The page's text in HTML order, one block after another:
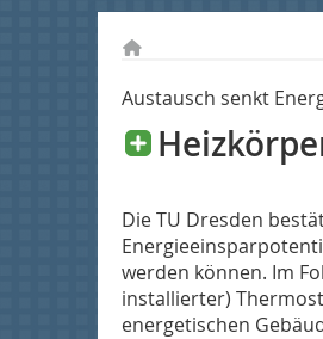
Austausch senkt
Die TU Dresden
werden können. Im
ins­tallierter)
energetischen